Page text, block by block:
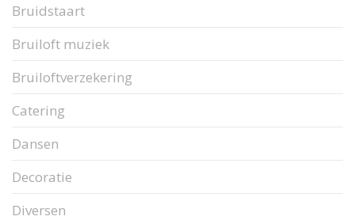
Bruidstaart
Bruiloft muziek
Bruiloftverzekering
Catering
Dansen
Decoratie
Diversen